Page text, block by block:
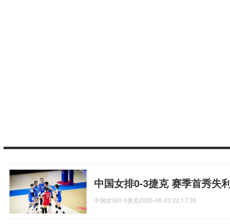
中国女排0-3捷克 赛季首秀失
中国女排0-3捷克2026-06-03 22:17:36